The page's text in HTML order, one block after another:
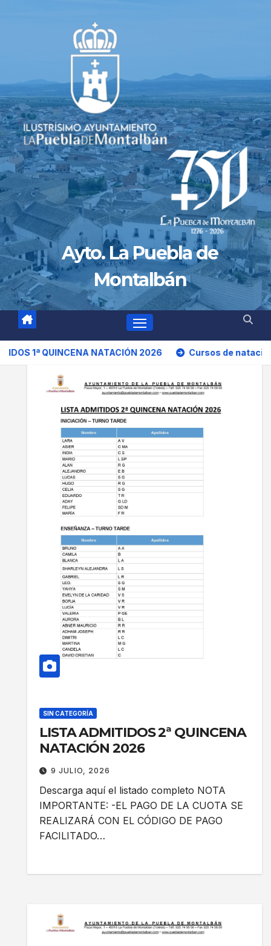
Ayto. La Puebla de
Montalbán
NATACIÓN 2026 Cursos de natación 2026
SIN CATEGORÍA
LISTA ADMITIDOS 2ª QUINCENA
NATACIÓN 2026
9 JULIO, 2026
Descarga aquí el listado completo NOTA
IMPORTANTE: -EL PAGO DE LA CUOTA SE
REALIZARÁ CON EL CÓDIGO DE PAGO
FACILITADO…